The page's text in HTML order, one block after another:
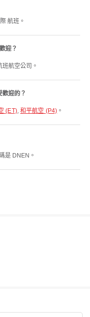
航班。
迎？
航空公司。
迎的？
(ET),和平航空 (P4) 。
是 DNEN。